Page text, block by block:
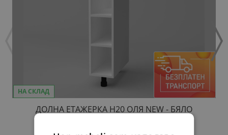
НА СКЛАД
ДОЛНА ЕТАЖЕРКА Н20 ОЛЯ NEW - БЯЛО